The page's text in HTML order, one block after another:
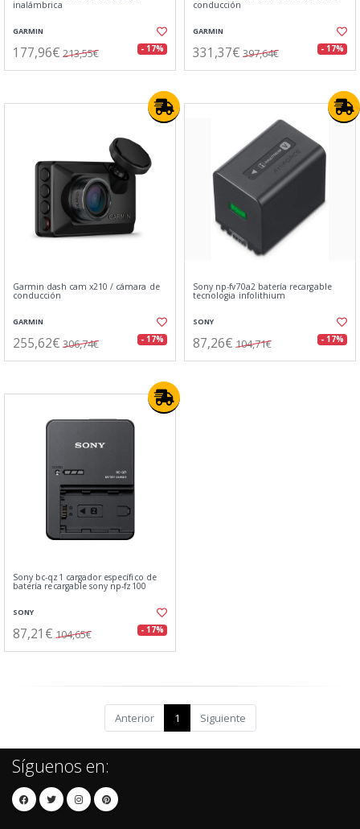
inalámbrica
GARMIN
177,96€ 213,55€ - 17%
conducción
GARMIN
331,37€ 397,64€ - 17%
Garmin dash cam x210 / cámara de
conducción
GARMIN
255,62€ 306,74€ - 17%
Sony np-fv70a2 batería recargable
tecnologia infolithium
SONY
87,26€ 104,71€ - 17%
Sony bc-qz1 cargador específico de
batería recargable sony np-fz100
SONY
87,21€ 104,65€ - 17%
Anterior 1 Siguiente
Síguenos en: